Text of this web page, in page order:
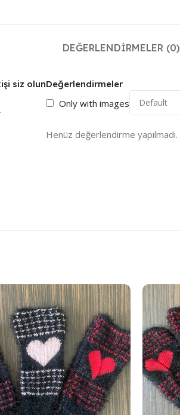
DEĞERLENDIRMELER (0)
Değerlendirmeler
Only with images
Henüz değerlendirme yapılmadı.
siz olun
.